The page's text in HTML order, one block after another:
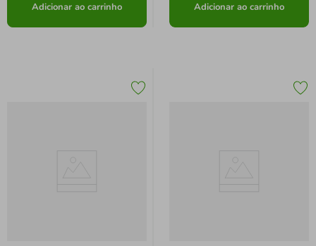
Adicionar ao carrinho Adicionar ao carrinho